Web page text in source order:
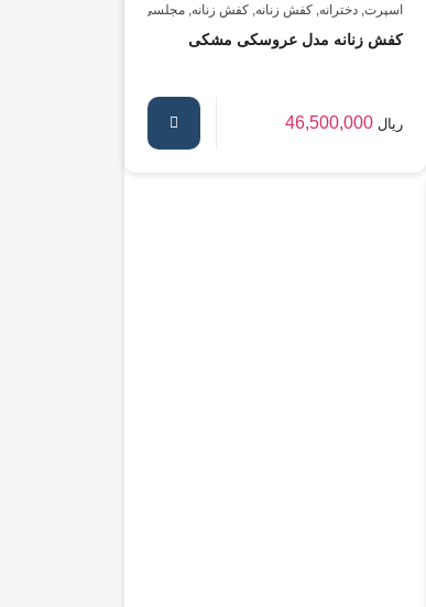
اسپرت دخترانه کفش زنانه کفش زنانه مجلسی
کفش زنانه مدل عروسکی مشکی
46,500,000 ریال